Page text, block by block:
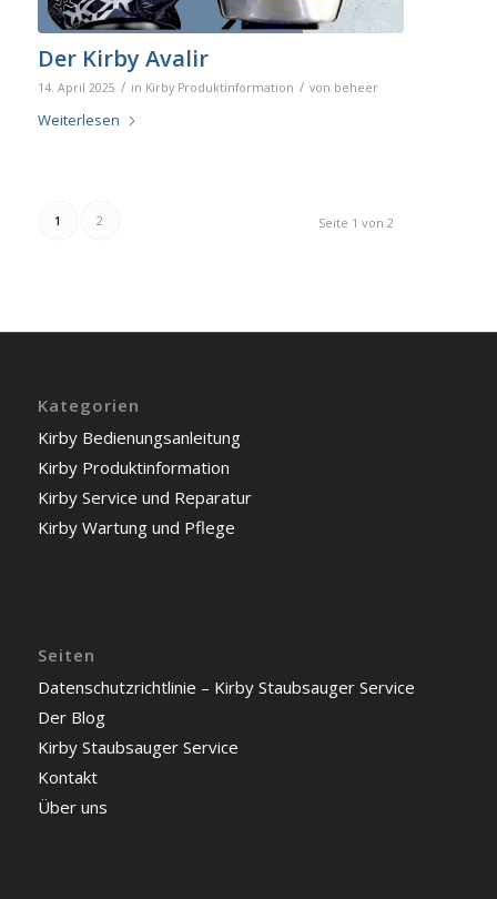
Der Kirby Avalir
14. April 2025 / in Kirby Produktinformation / von beheer
Weiterlesen
Seite 1 von 2
1 2
Kategorien
Kirby Bedienungsanleitung
Kirby Produktinformation
Kirby Service und Reparatur
Kirby Wartung und Pflege
Seiten
Datenschutzrichtlinie – Kirby Staubsauger Service
Der Blog
Kirby Staubsauger Service
Kontakt
Über uns